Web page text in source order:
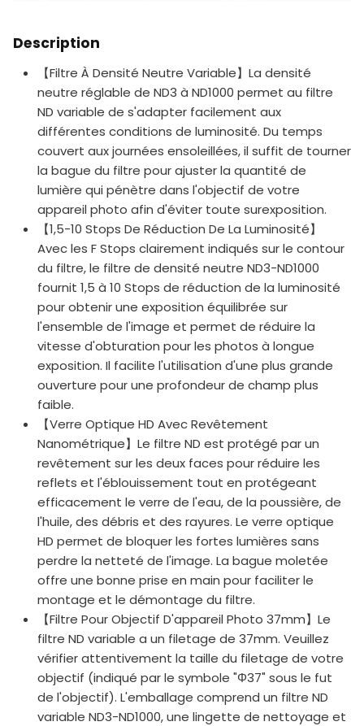
Description
【Filtre À Densité Neutre Variable】La densité
neutre réglable de ND3 à ND1000 permet au filtre
ND variable de s'adapter facilement aux
différentes conditions de luminosité. Du temps
couvert aux journées ensoleillées, il suffit de tourner
la bague du filtre pour ajuster la quantité de
lumière qui pénètre dans l'objectif de votre
appareil photo afin d'éviter toute surexposition.
【1,5-10 Stops De Réduction De La Luminosité】
Avec les F Stops clairement indiqués sur le contour
du filtre, le filtre de densité neutre ND3-ND1000
fournit 1,5 à 10 Stops de réduction de la luminosité
pour obtenir une exposition équilibrée sur
l'ensemble de l'image et permet de réduire la
vitesse d'obturation pour les photos à longue
exposition. Il facilite l'utilisation d'une plus grande
ouverture pour une profondeur de champ plus
faible.
【Verre Optique HD Avec Revêtement
Nanométrique】Le filtre ND est protégé par un
revêtement sur les deux faces pour réduire les
reflets et l'éblouissement tout en protégeant
efficacement le verre de l'eau, de la poussière, de
l'huile, des débris et des rayures. Le verre optique
HD permet de bloquer les fortes lumières sans
perdre la netteté de l'image. La bague moletée
offre une bonne prise en main pour faciliter le
montage et le démontage du filtre.
【Filtre Pour Objectif D'appareil Photo 37mm】Le
filtre ND variable a un filetage de 37mm. Veuillez
vérifier attentivement la taille du filetage de votre
objectif (indiqué par le symbole "Φ37" sous le fut
de l'objectif). L'emballage comprend un filtre ND
variable ND3-ND1000, une lingette de nettoyage et